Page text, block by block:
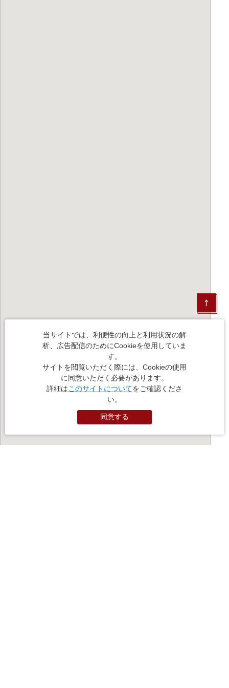
当サイトでは、利便性の向上と利用状況の解
析、広告配信のためにCookieを使用していま
す。
サイトを閲覧いただく際には、Cookieの使用
に同意いただく必要があります。
詳細はこのサイトについてをご確認くださ
い。
同意する